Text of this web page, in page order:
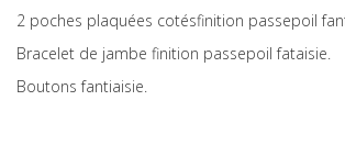
2 poches plaquées cotésfinition passepoil
Bracelet de jambe finition passepoil fataisie.
Boutons fantiaisie.